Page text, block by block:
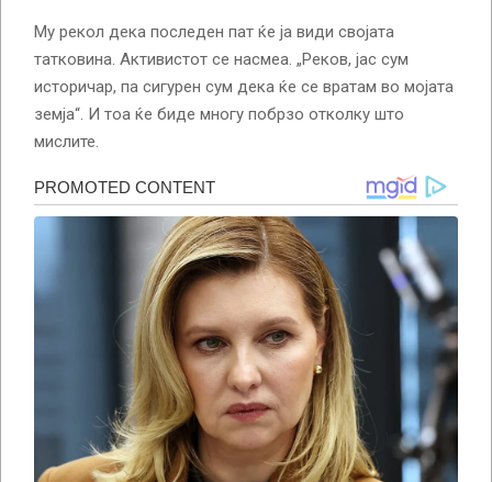
Му рекол дека последен пат ќе ја види својата
татковина. Активистот се насмеа. „Реков, јас сум
историчар, па сигурен сум дека ќе се вратам во мојата
земја“. И тоа ќе биде многу побрзо отколку што
мислите.